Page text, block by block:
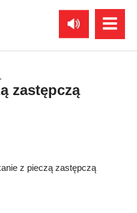
zastępczą
z pieczą zastępczą